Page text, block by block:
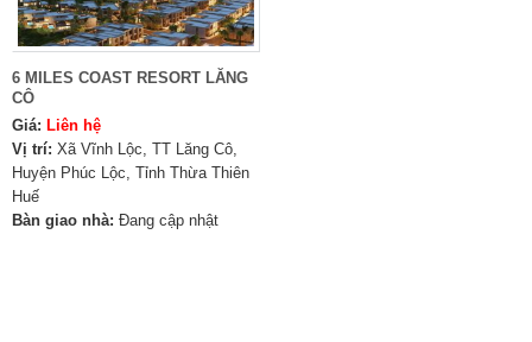
6 MILES COAST RESORT LĂNG
CÔ
Giá: Liên hệ
Vị trí: Xã Vĩnh Lộc, TT Lăng Cô,
Huyện Phúc Lộc, Tỉnh Thừa Thiên
Huế
Bàn giao nhà: Đang cập nhật